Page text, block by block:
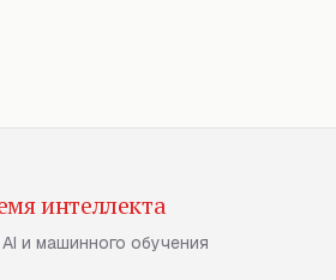
интеллекта
и машинного обучения